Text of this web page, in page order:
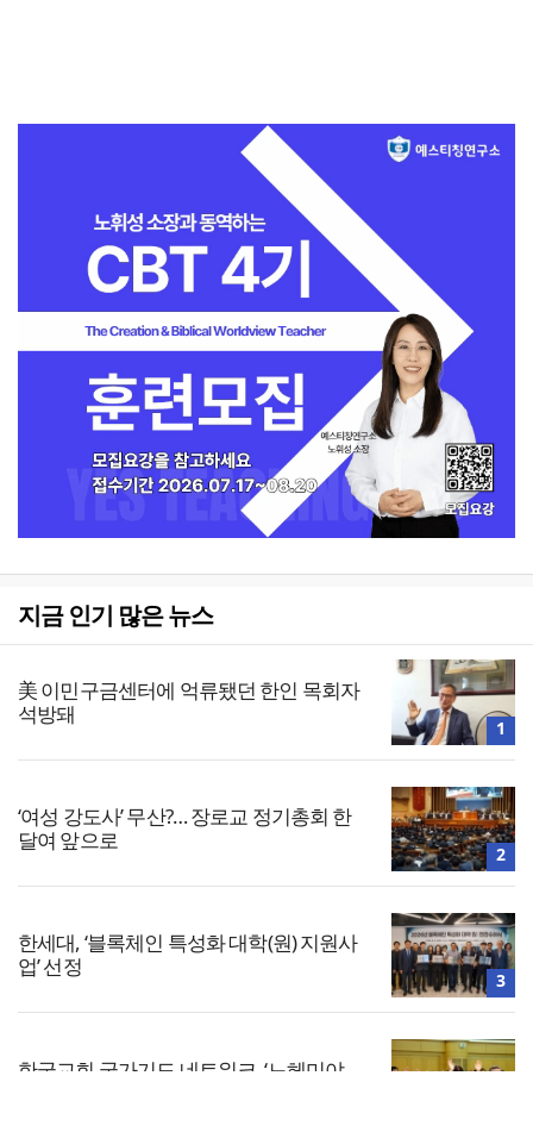
지금 인기 많은 뉴스
美 이민구금센터에 억류됐던 한인 목회자
석방돼
1
‘여성 강도사’ 무산?… 장로교 정기총회 한
달여 앞으로
2
한세대, ‘블록체인 특성화 대학(원) 지원사
업’ 선정
3
한국교회 국가기도 네트워크, ‘느헤미야